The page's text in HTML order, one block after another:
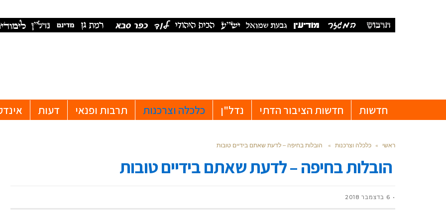
חדשות חדשות הציבור הדתי נדל"ן כלכלה וצרכנות תרבות ופנאי דעות
ראשי » כלכלה וצרכנות » הובלות בחיפה – לדעת שאתם בידיים טובות
הובלות בחיפה – לדעת שאתם בידיים טובות
6 בדצמבר 2018